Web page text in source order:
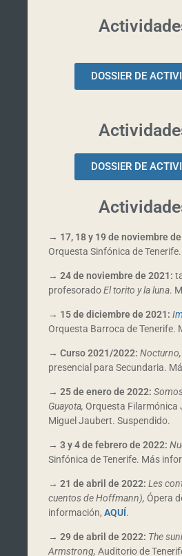
DOSSIER DE
DOSSIER DE
→ 17, 18 y 19 de noviembre
Orquesta Sinfónica de
→24 de noviembre de 2021:
profesoradoEl torito y la luna.
→ 15 de diciembre de 2021:
Orquesta Barroca de
→Curso 2021/2022:
presencial para Secundaria.
→25 de enero de 2022:
Guayota,Orquesta Filarmónica
Miguel Jaubert. Suspendido.
→3 y 4 de febrero de 2022:
Sinfónica de Tenerife. Más
→21 de abril de 2022: Les
cuentos de Hoffmann),Ópera
información,AQUÍ.
→29 de abril de 2022: The
Armstrong,Auditorio de